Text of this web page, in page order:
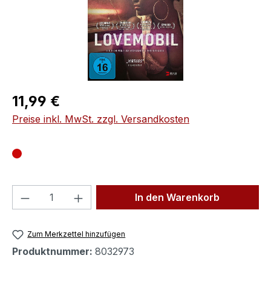
Regulärer Preis:
11,99 €
Preise inkl. MwSt. zzgl. Versandkosten
Produkt Anzahl: Gib denIn den Warenkorb
Zum Merkzettel hinzufügen
Produktnummer: 8032973